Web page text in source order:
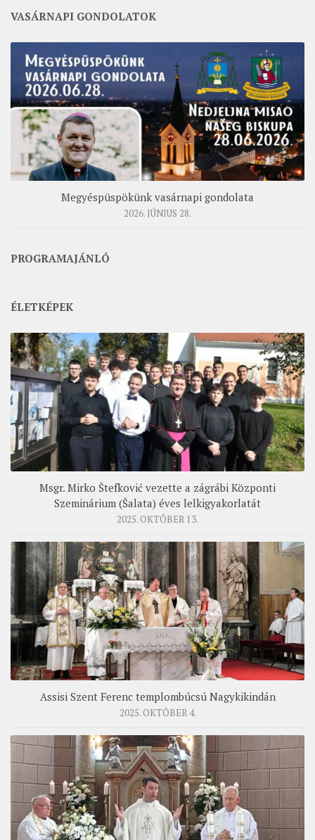
VASÁRNAPI GONDOLATOK
Megyéspüspökünk vasárnapi gondolata
2026. JÚNIUS 28.
PROGRAMAJÁNLÓ
ÉLETKÉPEK
Msgr. Mirko Štefković vezette a zágrábi Központi
Szeminárium (Šalata) éves lelkigyakorlatát
2025. OKTÓBER 13.
Assisi Szent Ferenc templombúcsú Nagykikindán
2025. OKTÓBER 4.